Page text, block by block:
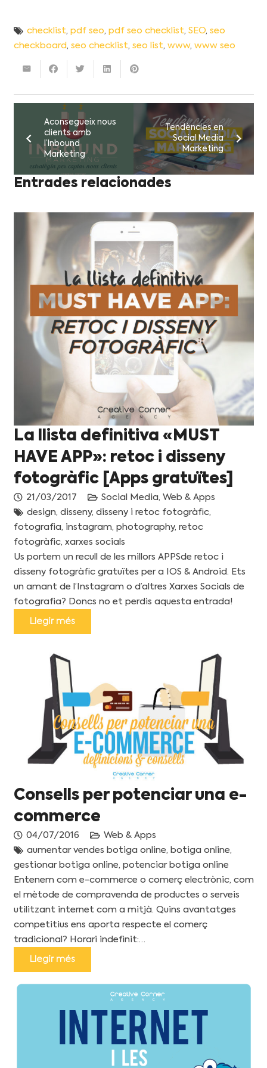
checklist, pdf seo, pdf seo checklist, SEO, seo
checkboard, seo checklist, seo list, www, www seo
Aconsegueix nous
clients amb
l’Inbound
Marketing
Tendències en
Social Media
Marketing
Entrades relacionades
La llista definitiva «MUST
HAVE APP»: retoc i disseny
fotogràfic [Apps gratuïtes]
21/03/2017 Social Media, Web & Apps
design, disseny, disseny i retoc fotogràfic,
fotografia, instagram, photography, retoc
fotogràfic, xarxes socials
Us portem un recull de les millors APPSde retoc i
disseny fotogràfic gratuïtes per a IOS & Android. Ets
un amant de l’Instagram o d’altres Xarxes Socials de
fotografia? Doncs no et perdis aquesta entrada!
Llegir més
Consells per potenciar una e-
commerce
04/07/2016
Web & Apps
aumentar vendes botiga online, botiga online,
gestionar botiga online, potenciar botiga online
Entenem com e-commerce o comerç electrònic, com
el mètode de compravenda de productes o serveis
utilitzant internet com a mitjà. Quins avantatges
competitius ens aporta respecte el comerç
tradicional? Horari indefinit:…
Llegir més